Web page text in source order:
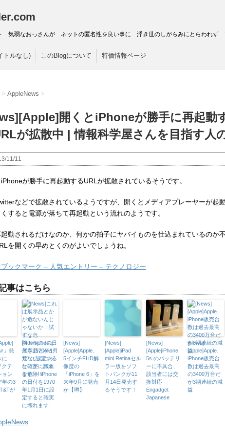
気弱なおっさんが ネットの匿名性を良い事に 浮き世のしがらみにとらわれ
トルなし) このBlogについて 特価情報ページ
> AppleNews >
開くとiPhoneが勝手に再起動
が拡散中 | 情報科学屋さんを目指す人
11/11
が勝手に再起動するURLが拡散されているそうです。
などで拡散されているようですが、開くとメディアプレーヤーが起
くすると電源が落ちて再起動という流れのようです。
動されるだけなのか、何かの拍子にヤバイものを仕込まれているのか
を開くの早めとくのがよいでしょうね。
ックマーク – 人気エントリー – テクノロジー
事はこちら
」発
に
クテ
ョン
年の3
が
[News]これは
展示品とかが
危ないんじゃ
ないか：試す
な危険!!iPhone
の日付を1970
年1月1日に設
定すると確実
に壊れます
[News]
[Apple]Apple、
5インチFHD解
像度の
「iPhone 6」を
来年9月に発売
か【噂】
[News]
[Apple]iPad
mini Retinaセル
ラー版をソフ
トバンクが11
月14日発売す
るそうです！
[News]
[Apple]iPhone
5s のバッテリ
ーに不具合、
該当者には交
換対応 –
Engadget
Japanese
[News]
[Apple]Apple、
iPhone販売台
数は過去最高
の3400万台だ
が3期連続の減
益